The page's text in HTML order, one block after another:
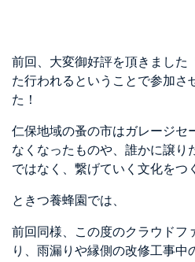
前回、大変御好評を頂きました
た行われるということで参加さ
た！
仁保地域の蚤の市はガレージセ
なくなったものや、誰かに譲り
ではなく、繋げていく文化をつ
ときつ養蜂園では、
前回同様、この度のクラウドフ
り、雨漏りや縁側の改修工事中